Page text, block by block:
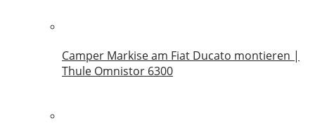
Camper Markise am Fiat Ducato montieren |
Thule Omnistor 6300